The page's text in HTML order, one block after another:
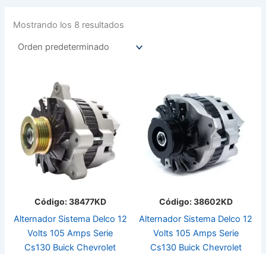
Mostrando los 8 resultados
Código: 38477KD
Alternador Sistema Delco 12
Volts 105 Amps Serie
Cs130 Buick Chevrolet
Código: 38602KD
Alternador Sistema Delco 12
Volts 105 Amps Serie
Cs130 Buick Chevrolet